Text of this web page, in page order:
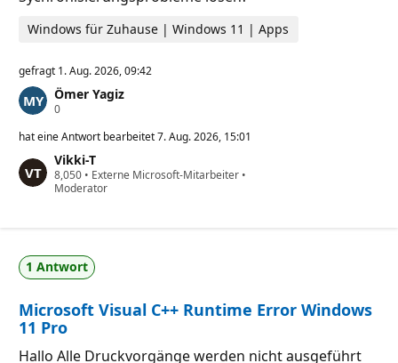
t
Windows für Zuhause | Windows 11 | Apps
gefragt 1. Aug. 2026, 09:42
Ömer Yagiz
0Z
v
r
l
ä
k
e
i
s
p
u
n
hat eine Antwort bearbeitet7. Aug. 2026, 15:01
Vikki-T
8,050 Z
u
ä
s
s
g
k
i
• Externe Microsoft-Mitarbeiter •
Moderator
1 Antwort
Microsoft Visual C++ Runtime Error Windows
11 Pro
Hallo Alle Druckvorgänge werden nicht ausgeführt